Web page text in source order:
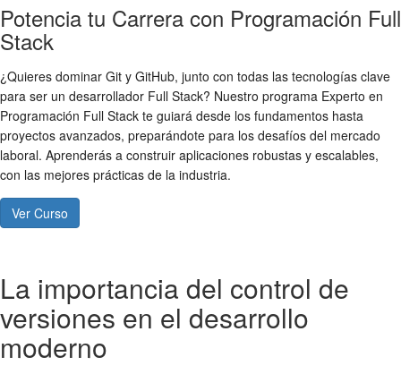
Potencia tu Carrera con Programación Full
Stack
¿Quieres dominar Git y GitHub, junto con todas las tecnologías clave
para ser un desarrollador Full Stack? Nuestro programa Experto en
Programación Full Stack te guiará desde los fundamentos hasta
proyectos avanzados, preparándote para los desafíos del mercado
laboral. Aprenderás a construir aplicaciones robustas y escalables,
con las mejores prácticas de la industria.
Ver Curso
La importancia del control de
versiones en el desarrollo
moderno